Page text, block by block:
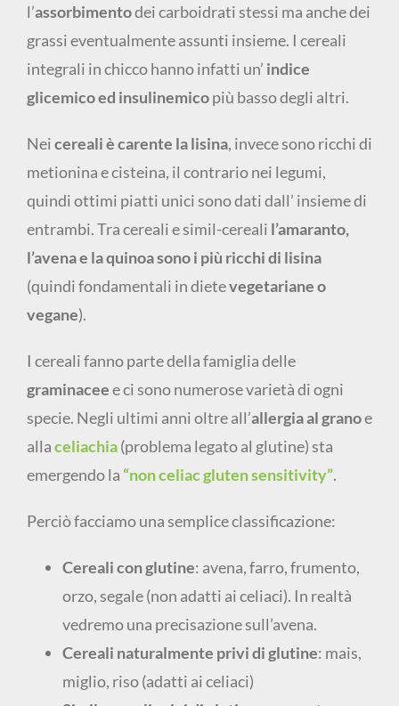
l’assorbimentodei carboidrati stessi ma anche dei
grassi eventualmente assunti insieme. I cereali
integrali in chicco hanno infatti un’ indice
glicemico ed insulinemicopiù basso degli altri.
Neicereali è carente la lisina, invece sono ricchi di
metionina e cisteina, il contrario nei legumi,
quindi ottimi piatti unici sono dati dall’ insieme di
entrambi. Tra cereali e simil-cereali l’amaranto,
l’avena e la quinoa sono i più ricchi di lisina
(quindi fondamentali in dietevegetariane o
vegane).
I cereali fanno parte della famiglia delle
graminaceee ci sono numerose varietà di ogni
specie. Negli ultimi anni oltre all’allergia al granoe
allaceliachia(problema legato al glutine) sta
emergendo la “non celiac gluten sensitivity”.
Perciò facciamo una semplice classificazione:
Cereali con glutine: avena, farro, frumento,
orzo, segale (non adatti ai celiaci). In realtà
vedremo una precisazione sull’avena.
Cereali naturalmente privi di glutine: mais,
miglio, riso (adatti ai celiaci)